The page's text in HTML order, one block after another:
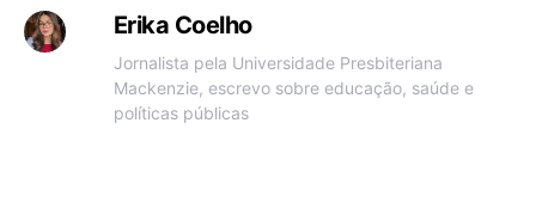
Erika Coelho
Jornalista pela Universidade Presbiteriana
Mackenzie, escrevo sobre educação, saúde e
políticas públicas